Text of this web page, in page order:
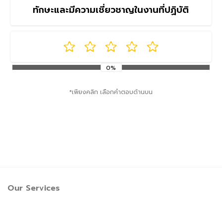
ทักษะและมีความเชี่ยวชาญในงานที่ปฏิบัติ
0%
*เพียงคลิก เลือกคำตอบด้านบน
Our Services